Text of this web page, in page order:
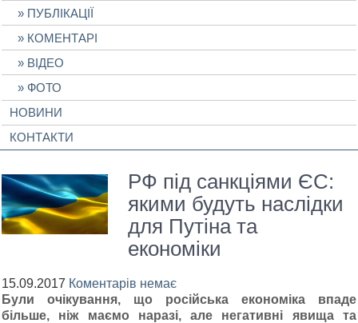
ПУБЛІКАЦІЇ
КОМЕНТАРІ
ВІДЕО
ФОТО
НОВИНИ
КОНТАКТИ
РФ під санкціями ЄС:
якими будуть наслідки
для Путіна та
економіки
15.09.2017 Коментарів немає
Були очікування, що російська економіка впаде
більше, ніж маємо наразі, але негативні явища та